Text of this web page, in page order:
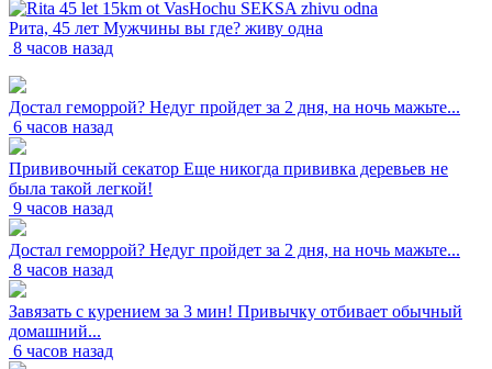
Рита, 45 лет Мужчины вы где? живу одна
8 часов назад
Достал геморрой? Недуг пройдет за 2 дня, на ночь мажьте...
6 часов назад
Прививочный секатор Еще никогда прививка деревьев не
была такой легкой!
9 часов назад
Достал геморрой? Недуг пройдет за 2 дня, на ночь мажьте...
8 часов назад
Завязать с курением за 3 мин! Привычку отбивает обычный
домашний...
6 часов назад